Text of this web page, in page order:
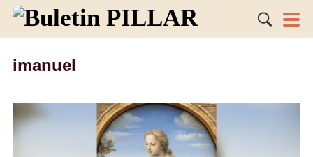
imanuel